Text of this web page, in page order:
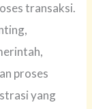
transaksi.
proses
yang